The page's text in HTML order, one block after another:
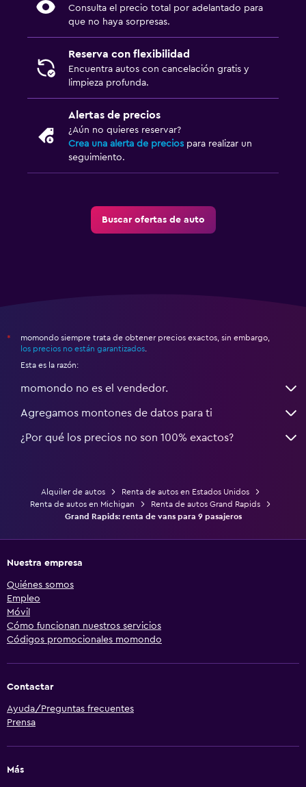
Consulta el precio total por adelantado para
que no haya sorpresas.
Reserva con flexibilidad
Encuentra autos con cancelación gratis y
limpieza profunda.
Alertas de precios
¿Aún no quieres reservar?
Crea una alerta de precios para realizar un
seguimiento.
Buscar ofertas de auto
*
momondo siempre trata de obtener precios exactos, sin embargo,
los precios no están garantizados.
Esta es la razón:
momondo no es el vendedor.
Agregamos montones de datos para ti
¿Por qué los precios no son 100% exactos?
Alquiler de autos
Renta de autos en Estados Unidos
Renta de autos en Michigan
Renta de autos Grand Rapids
Grand Rapids: renta de vans para 9 pasajeros
Nuestra empresa
Quiénes somos
Empleo
Móvil
Cómo funcionan nuestros servicios
Códigos promocionales momondo
Contactar
Ayuda/Preguntas frecuentes
Prensa
Más